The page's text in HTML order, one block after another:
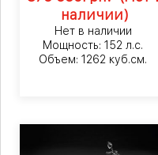
наличии)
Нет в наличии
Мощность: 152 л.с.
Объем: 1262 куб.см.